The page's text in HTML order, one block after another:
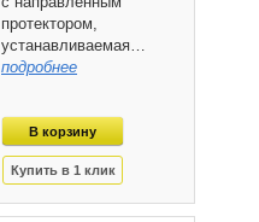
протектором,
устанавливаемая…
подробнее